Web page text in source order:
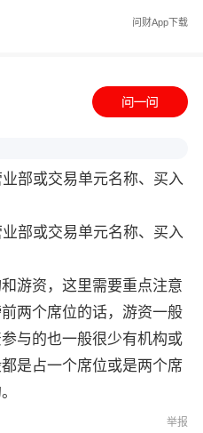
问财App下载
部或交易单元名称、买入
部或交易单元名称、买入
游资，这里需要重点注意
两个席位的话，游资一般
与的也一般很少有机构或
是占一个席位或是两个席
举报